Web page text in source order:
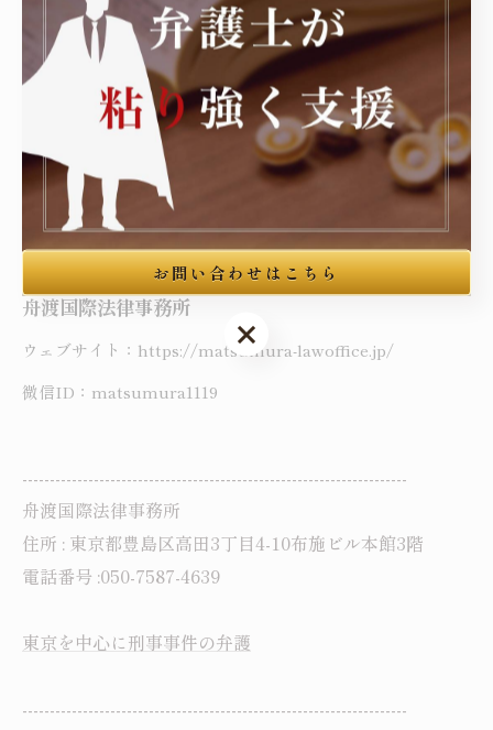
舟渡国際法律事務所（東京都豊島区高田三丁目4番10号 布施
ビル本館3階）
中国籍の依頼者を中心とする外国人刑事弁護・入管手続を主
たる注力分野といたしております。覚醒剤取締法違反（営利
目的所持）での無罪判決獲得、特殊詐欺事案での不起訴処分
獲得、難関とされた在留特別許可の獲得等の解決実績を有し
ております。
舟渡国際法律事務所
ウェブサイト：https://matsumura-lawoffice.jp/
微信ID：matsumura1119
----------------------------------------------------------------------
舟渡国際法律事務所
住所 : 東京都豊島区高田3丁目4-10布施ビル本館3階
電話番号 :050-7587-4639
東京を中心に刑事事件の弁護
----------------------------------------------------------------------
お問い合わせはこちら
お問い合わせはこちら